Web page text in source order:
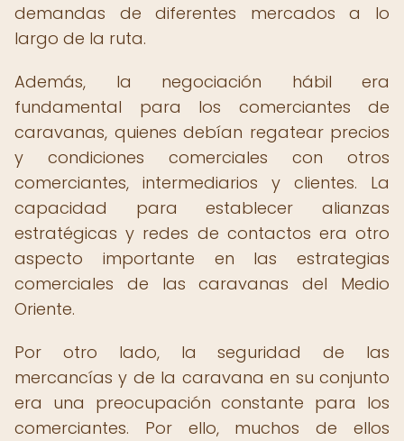
demandas de diferentes mercados a lo
largo de la ruta.
Además, la negociación hábil era
fundamental para los comerciantes de
caravanas, quienes debían regatear precios
y condiciones comerciales con otros
comerciantes, intermediarios y clientes. La
capacidad para establecer alianzas
estratégicas y redes de contactos era otro
aspecto importante en las estrategias
comerciales de las caravanas del Medio
Oriente.
Por otro lado, la seguridad de las
mercancías y de la caravana en su conjunto
era una preocupación constante para los
comerciantes. Por ello, muchos de ellos